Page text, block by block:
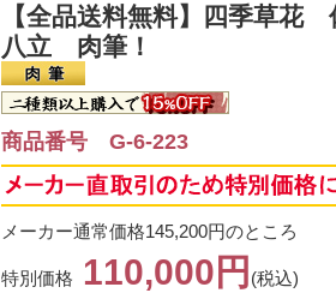
【全品送料無料】
四季草花
八立 肉筆！
商品番号 G-6-223
メーカー通常価格145,200円のところ
特別価格 110,000円 (税込)